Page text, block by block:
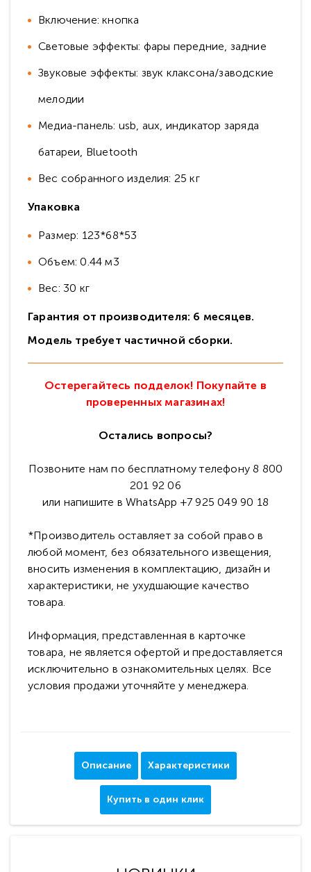
Включение: кнопка
Световые эффекты: фары передние, задние
Звуковые эффекты: звук клаксона/заводские
мелодии
Медиа-панель: usb, aux, индикатор заряда
батареи, Bluetooth
Вес собранного изделия: 25 кг
Упаковка
Размер: 123*68*53
Объем: 0.44 м3
Вес: 30 кг
Гарантия от производителя: 6 месяцев.
Модель требует частичной сборки.
Остерегайтесь подделок! Покупайте в
проверенных магазинах!
Остались вопросы?
Позвоните нам по бесплатному телефону 8 800
201 92 06
или напишите в WhatsApp +7 925 049 90 18
*Производитель оставляет за собой право в
любой момент, без обязательного извещения,
вносить изменения в комплектацию, дизайн и
характеристики, не ухудшающие качество
товара.
Информация, представленная в карточке
товара, не является офертой и предоставляется
исключительно в ознакомительных целях. Все
условия продажи уточняйте у менеджера.
Описание Характеристики
Купить в один клик